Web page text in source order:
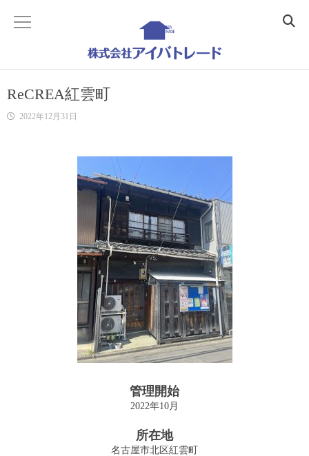
Business
不動産コンサルティング
Realestate Consulting
建築コンサルティング
Building Consulting
投資用収益物件の売買・仲介
Sales
Management
Archives
ReCREA紅雲町
2022年12月31日
管理開始
2022年10月
所在地
名古屋市北区紅雲町